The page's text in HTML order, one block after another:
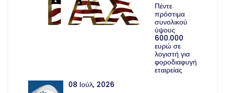
Πέντε
πρόστιμα
συνολικού
ύψους
600.000
ευρώ σε
λογιστή για
φοροδιαφυγή
εταιρείας
08 Ιούλ, 2026